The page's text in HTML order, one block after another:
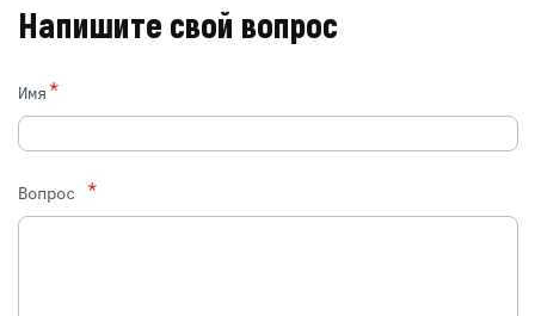
Напишите свой вопрос
Имя*
Вопрос *